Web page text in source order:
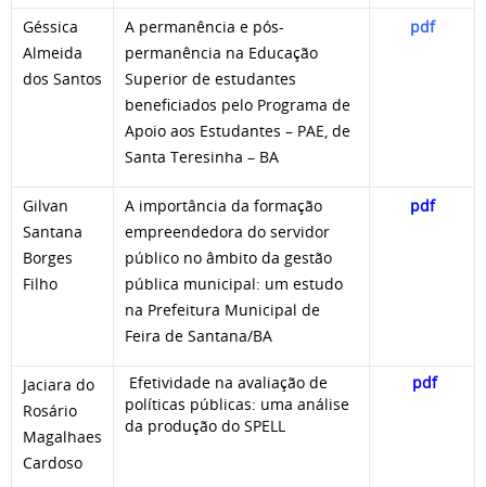
Géssica
Almeida
dos Santos
A permanência e pós-
permanência na Educação
Superior de estudantes
beneficiados pelo Programa de
Apoio aos Estudantes – PAE, de
Santa Teresinha – BA
pdf
Gilvan
Santana
Borges
Filho
A importância da formação
empreendedora do servidor
público no âmbito da gestão
pública municipal: um estudo
na Prefeitura Municipal de
Feira de Santana/BA
pdf
Jaciara do
Rosário
Magalhaes
Cardoso
Efetividade na avaliação de
políticas públicas: uma análise
da produção do SPELL
pdf